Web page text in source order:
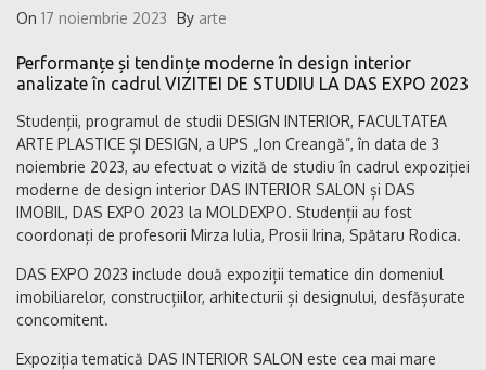
On 17 noiembrie 2023 By arte
Performanțe și tendințe moderne în design interior
analizate în cadrul VIZITEI DE STUDIU LA DAS EXPO 2023
Studenții, programul de studii DESIGN INTERIOR, FACULTATEA
ARTE PLASTICE ȘI DESIGN, a UPS „Ion Creangă”, în data de 3
noiembrie 2023, au efectuat o vizită de studiu în cadrul expoziției
moderne de design interior DAS INTERIOR SALON și DAS
IMOBIL, DAS EXPO 2023 la MOLDEXPO. Studenții au fost
coordonați de profesorii Mirza Iulia, Prosii Irina, Spătaru Rodica.
DAS EXPO 2023 include două expoziții tematice din domeniul
imobiliarelor, construcțiilor, arhitecturii și designului, desfășurate
concomitent.
Expoziția tematică DAS INTERIOR SALON este cea mai mare